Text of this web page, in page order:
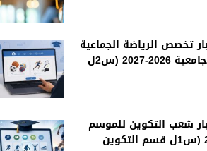
تخصص الرياضة الجماعية
و الفردية للسنة الجامعية 2026-2027 (س2ل
شعب التكوين للموسم
الجامعي 2026-2027 (س1ل قسم التكوين